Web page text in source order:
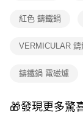
紅色 鑄鐵鍋
VERMICULAR 鑄
鑄鐵鍋 電磁爐
🎁發現更多驚